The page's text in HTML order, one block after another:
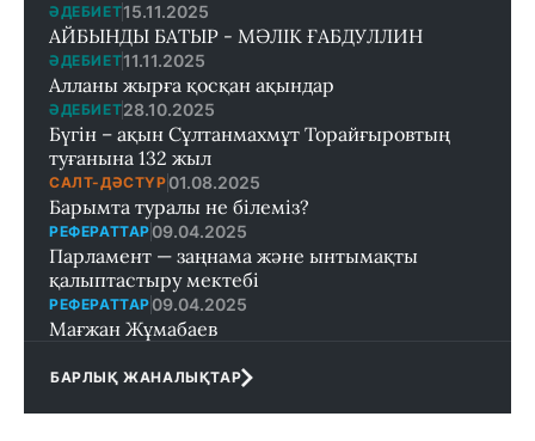
ӘДЕБИЕТ15.11.2025
АЙБЫНДЫ БАТЫР - МӘЛІК ҒАБДУЛЛИН
ӘДЕБИЕТ11.11.2025
Алланы жырға қосқан ақындар
ӘДЕБИЕТ28.10.2025
Бүгін – ақын Сұлтанмахмұт Торайғыровтың
туғанына 132 жыл
САЛТ-ДӘСТҮР 01.08.2025
Барымта туралы не білеміз?
РЕФЕРАТТАР 09.04.2025
Парламент — заңнама және ынтымақты
қалыптастыру мектебi
РЕФЕРАТТАР 09.04.2025
Мағжан Жұмабаев
БАРЛЫҚ ЖАНАЛЫҚТАР